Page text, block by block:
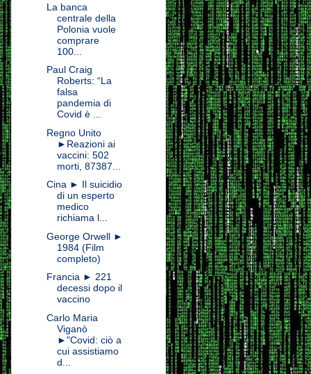
La banca
centrale della
Polonia vuole
comprare
100...
Paul Craig
Roberts: “La
falsa
pandemia di
Covid è ...
Regno Unito
►Reazioni ai
vaccini: 502
morti, 87387...
Cina ► Il suicidio
di un esperto
medico
richiama l...
George Orwell ►
1984 (Film
completo)
Francia ► 221
decessi dopo il
vaccino
Carlo Maria
Viganò
►"Covid: ciò a
cui assistiamo
d...